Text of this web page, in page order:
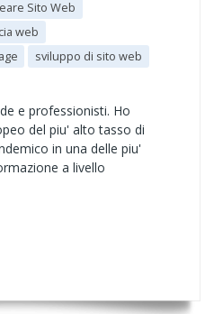
Sito Web
web
sviluppo di sito web
e professionisti. Ho
del piu' alto tasso di
in una delle piu'
a livello